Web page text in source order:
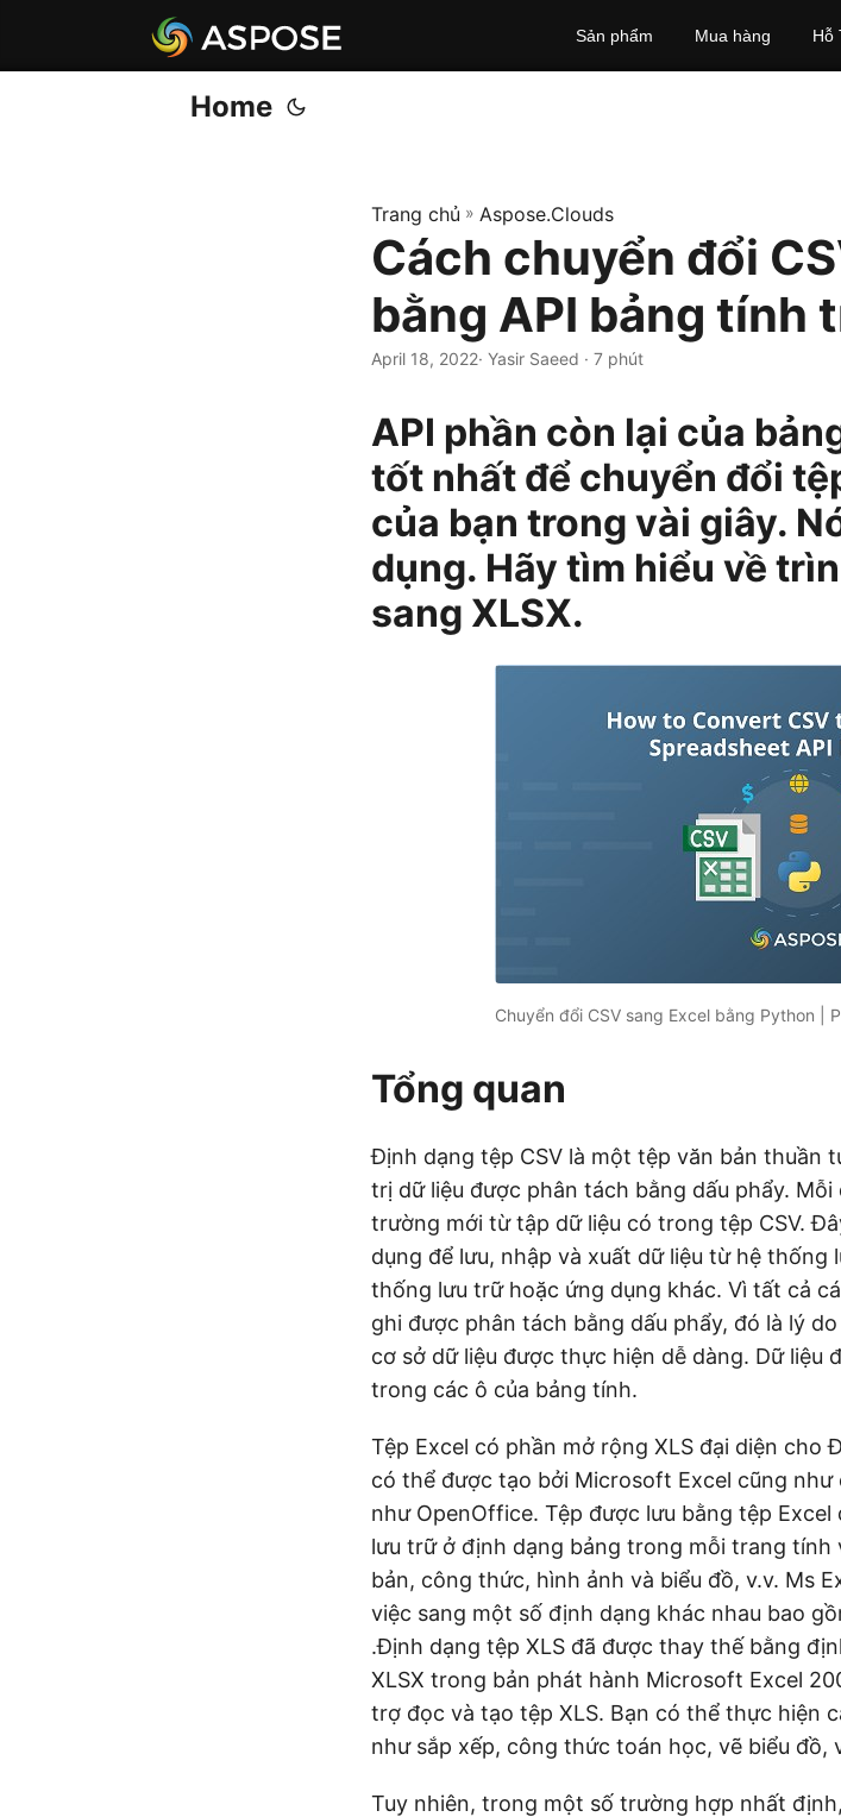
Sản phẩm Mua hàng Hỗ
Home
Trang chủ » Aspose.Clouds
Cách chuyển đổi
bằng API bảng tính
April 18, 2022· Yasir Saeed · 7 phút
API phần còn lại của
tốt nhất để chuyển đổi
của bạn trong vài giây.
dụng. Hãy tìm hiểu về
sang XLSX.
Chuyển đổi CSV sang Excel bằng Python |
Tổng quan
Định dạng tệp CSV là một tệp văn bản thuần
trị dữ liệu được phân tách bằng dấu phẩy.
trường mới từ tập dữ liệu có trong tệp CSV.
dụng để lưu, nhập và xuất dữ liệu từ hệ
thống lưu trữ hoặc ứng dụng khác. Vì tất cả
ghi được phân tách bằng dấu phẩy, đó là lý
cơ sở dữ liệu được thực hiện dễ dàng. Dữ liệu
trong các ô của bảng tính.
Tệp Excel có phần mở rộng XLS đại diện cho
có thể được tạo bởi Microsoft Excel cũng
như OpenOffice. Tệp được lưu bằng tệp
lưu trữ ở định dạng bảng trong mỗi trang tính
bản, công thức, hình ảnh và biểu đồ, v.v. Ms
việc sang một số định dạng khác nhau bao
.Định dạng tệp XLS đã được thay thế bằng
XLSX trong bản phát hành Microsoft Excel
trợ đọc và tạo tệp XLS. Bạn có thể thực hiện
như sắp xếp, công thức toán học, vẽ biểu đồ,
Tuy nhiên, trong một số trường hợp nhất